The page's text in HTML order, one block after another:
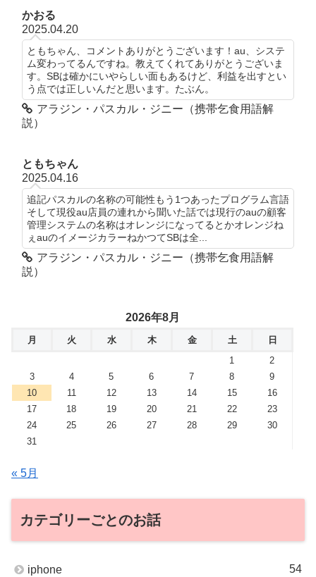
かおる
2025.04.20
ともちゃん、コメントありがとうございます！au、システ
ム変わってるんですね。教えてくれてありがとうございま
す。SBは確かにいやらしい面もあるけど、利益を出すとい
う点では正しいんだと思います。たぶん。
アラジン・パスカル・ジニー（携帯乞食用語解
説）
ともちゃん
2025.04.16
追記パスカルの名称の可能性もう1つあったプログラム言語
そして現役au店員の連れから聞いた話では現行のauの顧客
管理システムの名称はオレンジになってるとかオレンジね
ぇauのイメージカラーねかつてSBは全...
アラジン・パスカル・ジニー（携帯乞食用語解
説）
2026年8月
月 火 水 木 金 土
日
1
2
3
4 5 6 7 8
9
10
11 12 13 14 15
16
17
18 19 20 21 22
23
24
25 26 27 28 29
30
31
« 5月
カテゴリーごとのお話
iphone 54